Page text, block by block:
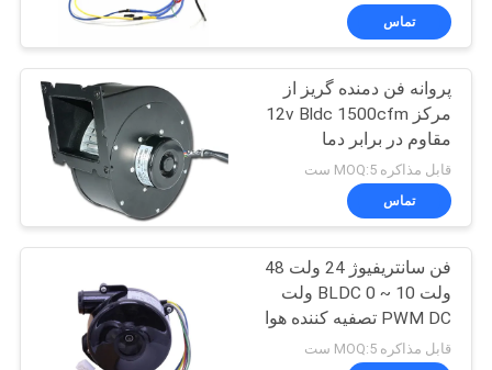
سیاست
حفظ
حریم
خصوصی
پمپ آب BLDC
65
57
تماس
پروانه فن دمنده گریز از
مرکز 12v Bldc 1500cfm
مقاوم در برابر دما
قابل مذاکره MOQ:5 ست
تماس
فن سانتریفیوژ 24 ولت 48
ولت BLDC 0 ~ 10 ولت
PWM DC تصفیه کننده هوا
عقبگرد
قابل مذاکره MOQ:5 ست